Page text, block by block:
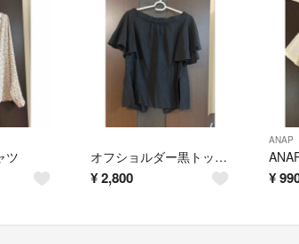
ツ オフショルダー黒トップス
¥ 2,800
ANAP
¥